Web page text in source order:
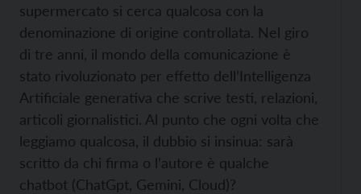
supermercato si cerca qualcosa con la
denominazione di origine controllata. Nel giro
di tre anni, il mondo della comunicazione è
stato rivoluzionato per effetto dell’Intelligenza
Artificiale generativa che scrive testi, relazioni,
articoli giornalistici. Al punto che ogni volta che
leggiamo qualcosa, il dubbio si insinua: sarà
scritto da chi firma o l’autore è qualche
chatbot (ChatGpt, Gemini, Cloud)?